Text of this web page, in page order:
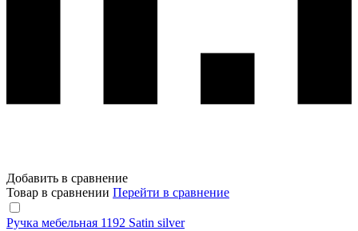
Добавить в сравнение
Товар в сравнении Перейти в сравнение
Ручка мебельная 1192 Satin silver